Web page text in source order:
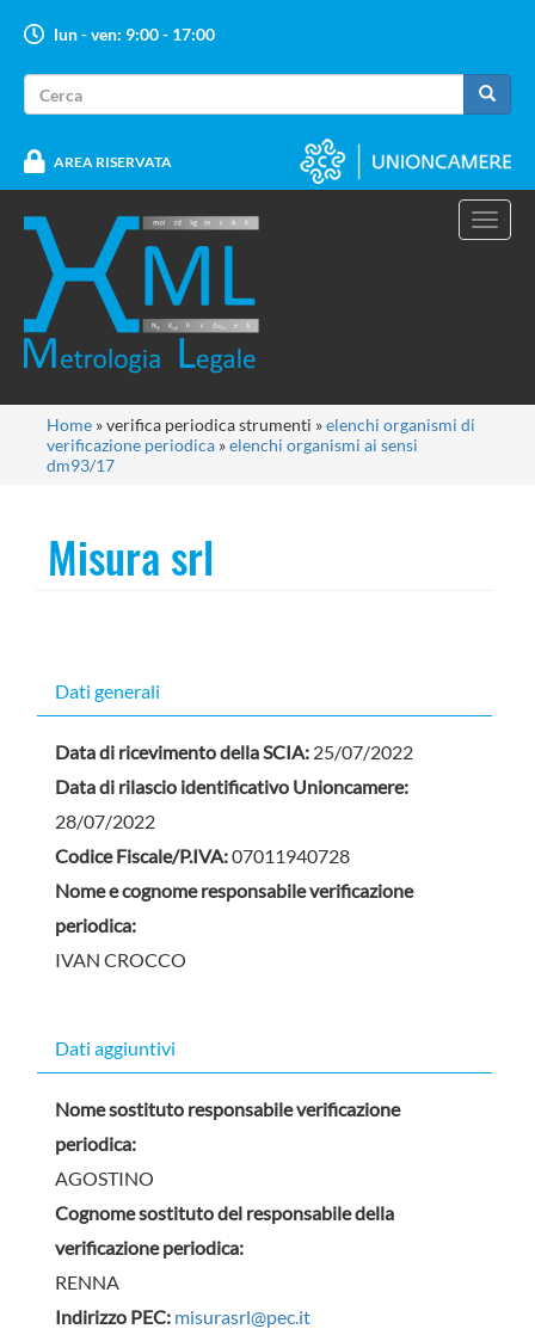
principale
lun - ven: 9:00 - 17:00
Form
di
ricerca
AREA RISERVATA
Tu
sei
Home »verifica periodica strumenti »elenchi organismi di
verificazione periodica »elenchi organismi ai sensi
dm93/17
Misura srl
Dati generali
Data di ricevimento della SCIA: 25/07/2022
Data di rilascio identificativo Unioncamere:
28/07/2022
Codice Fiscale/P.IVA:07011940728
Nome e cognome responsabile verificazione
periodica:
IVAN CROCCO
Dati aggiuntivi
Nome sostituto responsabile verificazione
periodica:
AGOSTINO
Cognome sostituto del responsabile della
verificazione periodica:
RENNA
Indirizzo PEC: misurasrl@pec.it